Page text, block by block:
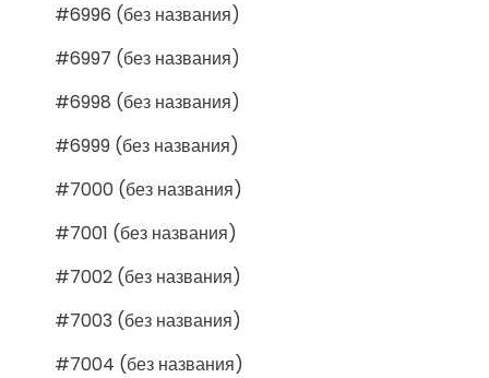
#6996 (без названия)
#6997 (без названия)
#6998 (без названия)
#6999 (без названия)
#7000 (без названия)
#7001 (без названия)
#7002 (без названия)
#7003 (без названия)
#7004 (без названия)